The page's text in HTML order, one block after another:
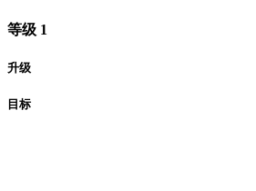
等级 1
升级
目标